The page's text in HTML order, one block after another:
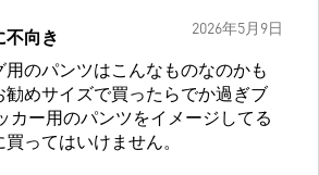
2026年5月9日
不向き
用のパンツはこんなものなのかも
勧めサイズで買ったらでか過ぎブ
カー用のパンツをイメージしてる
ってはいけません。